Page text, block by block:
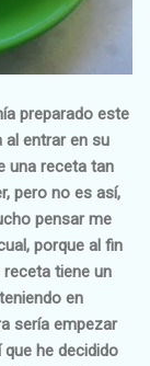
preparado este
entrar en su
una receta tan
pero no es así,
pensar me
porque al fin
tiene un
en
sería empezar
he decidido